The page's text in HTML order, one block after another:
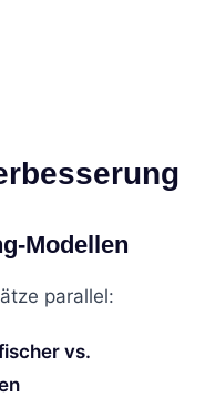
Modellen
parallel:
vs.